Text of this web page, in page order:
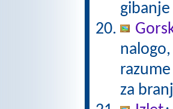
za